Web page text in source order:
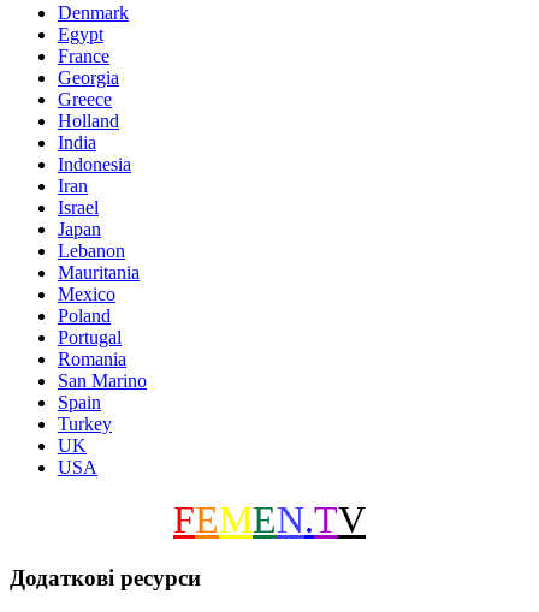
Denmark
Egypt
France
Georgia
Greece
Holland
India
Indonesia
Iran
Israel
Japan
Lebanon
Mauritania
Mexico
Poland
Portugal
Romania
San Marino
Spain
Turkey
UK
USA
FEMEN.TV
Додаткові ресурси